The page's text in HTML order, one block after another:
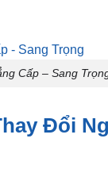
Cấp – Sang
Đổi